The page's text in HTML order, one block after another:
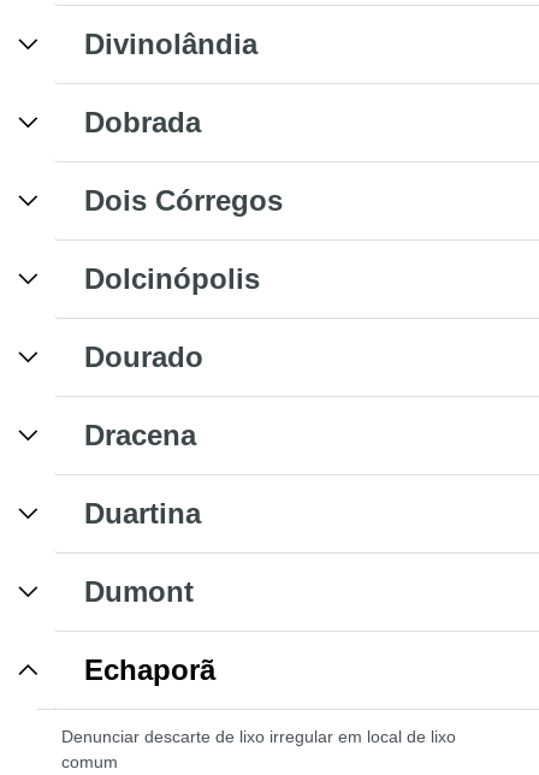
Divinolândia
Dobrada
Dois Córregos
Dolcinópolis
Dourado
Dracena
Duartina
Dumont
Echaporã
Denunciar descarte de lixo irregular em local de lixo
comum